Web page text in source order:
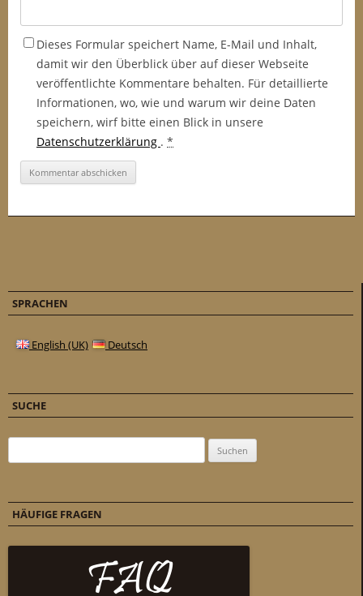
Dieses Formular speichert Name, E-Mail und Inhalt,
damit wir den Überblick über auf dieser Webseite
veröffentlichte Kommentare behalten. Für detaillierte
Informationen, wo, wie und warum wir deine Daten
speichern, wirf bitte einen Blick in unsere
Datenschutzerklärung . *
SPRACHEN
English (UK) Deutsch
SUCHE
HÄUFIGE FRAGEN